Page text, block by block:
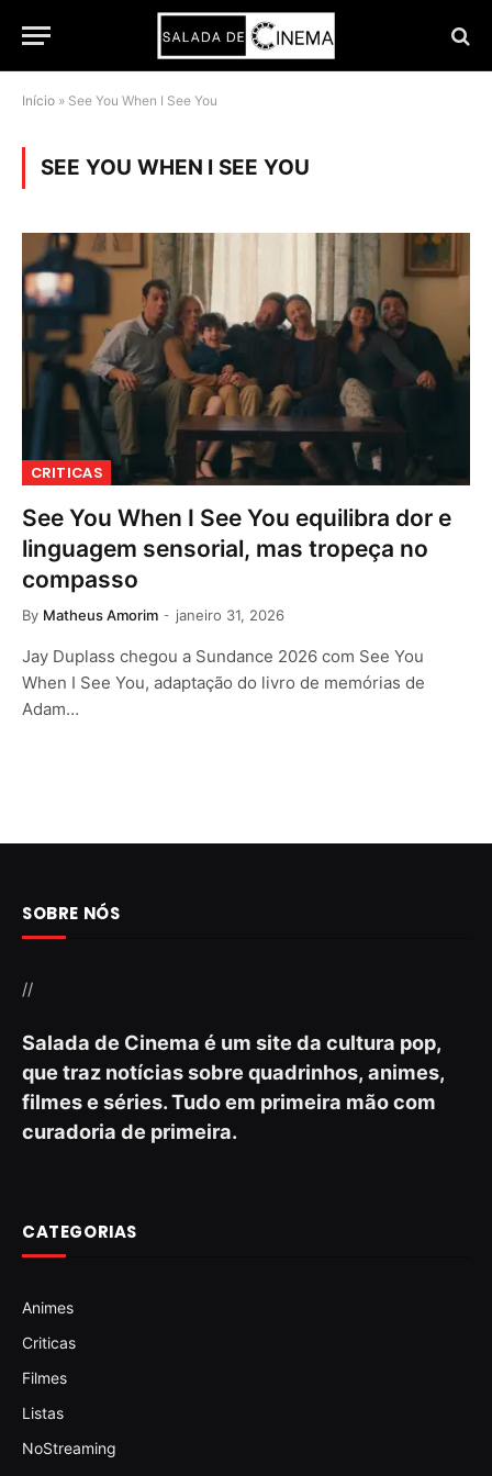
Início » See You When I See You
SEE YOU WHEN I SEE YOU
CRITICAS
See You When I See You equilibra dor e
linguagem sensorial, mas tropeça no
compasso
By Matheus Amorim janeiro 31, 2026
Jay Duplass chegou a Sundance 2026 com See You
When I See You, adaptação do livro de memórias de
Adam…
SOBRE NÓS
//
Salada de Cinema é um site da cultura pop,
que traz notícias sobre quadrinhos, animes,
filmes e séries. Tudo em primeira mão com
curadoria de primeira.
CATEGORIAS
Animes
Criticas
Filmes
Listas
NoStreaming